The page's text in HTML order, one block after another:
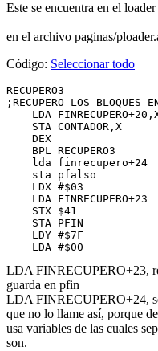
Este se encuentra en el loader
en el archivo paginas/
Código: Seleccionar todo
RECUPERO3
;RECUPERO LOS BLOQUES
LDA
    STA CONTADOR,X
    DEX
    BPL RECUPERO3
    lda finrecupero+24		;recupero bytes falso para 256k
    sta pfalso
    LDX #$03
    LDA FINRECUPERO+23		;RECUPERO LOS BLOQUES EN BYTE
    STX $41
    STA PFIN
    LDY #$7F
    LDA #$00
LDA FINRECUPERO+23,
guarda en pfin
LDA FINRECUPERO+24,
que no lo llame así, porque
usa variables de las cuales
son.